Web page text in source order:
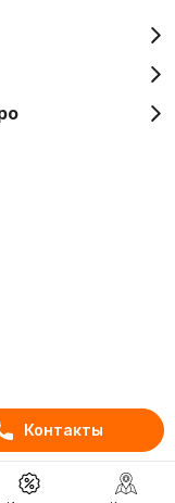
Контакты